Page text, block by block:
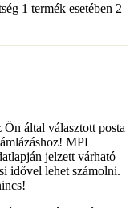
1 termék esetében 2
által választott posta
MPL
jelzett várható
idővel lehet számolni.